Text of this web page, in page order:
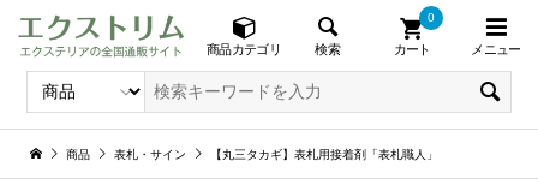
商品カテゴリ 検索 カート
0
メニュー
商品 表札・サイン 【丸三タカギ】表札用接着剤「表札職人」